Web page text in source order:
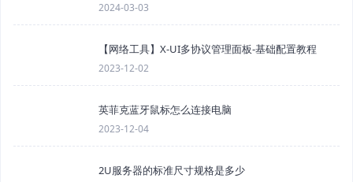
2024-03-03
【网络工具】X-UI多协议管理面板-基础配置教程
2023-12-02
英菲克蓝牙鼠标怎么连接电脑
2023-12-04
2U服务器的标准尺寸规格是多少